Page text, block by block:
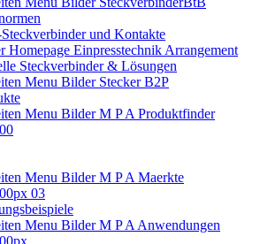
und Kontakte
Steckverbinder & Lösungen